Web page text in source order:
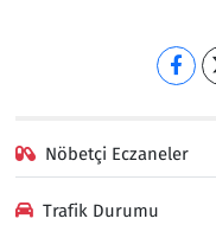
Nöbetçi Eczaneler
Trafik Durumu